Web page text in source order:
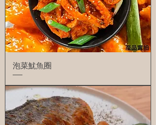
泡菜魷魚圈